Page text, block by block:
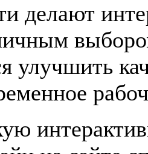
делают
улучшить